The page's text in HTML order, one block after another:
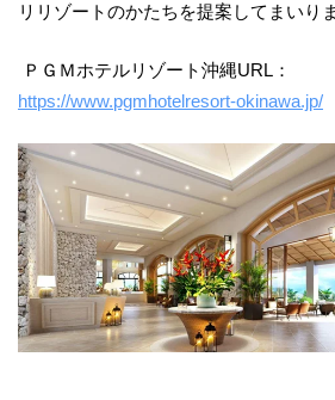
リリゾートのかたちを提案してまいりま
ＰＧＭホテルリゾート
https://www.pgmhotelresort-okinawa.jp/